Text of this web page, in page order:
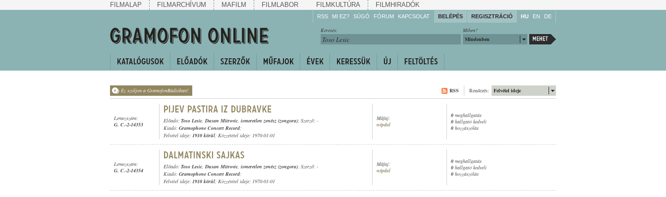
FILMALAP FILMARCHÍVUM MAFILM FILMLABOR FILMKULTÚRA FILMHIRADÓK
RSS MI EZ? SÚGÓ
Gyarapítsa!
FÓRUM KAPCSOLAT BELÉPÉS REGISZTRÁCIÓ HU EN DE
Miben?
Mindenben
Keresés:
Ez szóljon a GramofonRádióban! Felvétel ideje
Rendezés:
RSS
Lemezszám:
G. C.-2-14353
Előadó: Toso Lesic,Dusan Mitrovic, ismeretlen zenész (zongora); Szerző: -
Kiadó: Gramophone Concert Record;
Felvétel ideje: 1910 körül; Közzététel ideje: 1970-01-01
Műfaj:
népdal
0 meghallgatás
0 hallgató kedveli
0 hozzászólás
Lemezszám:
G. C.-2-14354
Előadó: Toso Lesic,Dusan Mitrovic, ismeretlen zenész (zongora); Szerző: -
Kiadó: Gramophone Concert Record;
Felvétel ideje: 1910 körül; Közzététel ideje: 1970-01-01
Műfaj:
népdal
0 meghallgatás
0 hallgató kedveli
0 hozzászólás